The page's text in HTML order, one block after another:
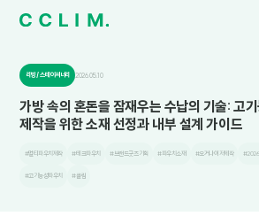
리빙 / 스테이셔너리 2026.05.10
가방 속의 혼돈을 잠재우는 수납의 기술: 고
제작을 위한 소재 선정과 내부 설계 가이드
#멀티파우치제작 #테크파우치 #브랜드굿즈기획 #파우치소재 #오거나이저제작 #2026
#고기능성파우치 #클림